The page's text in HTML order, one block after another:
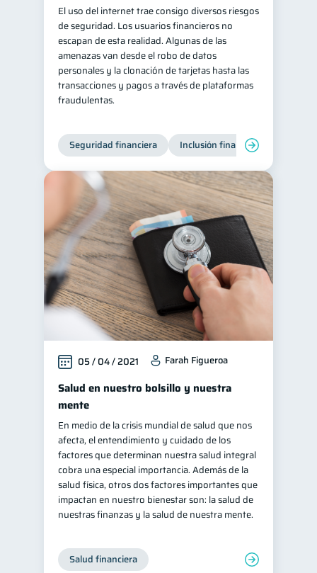
El uso del internet trae consigo diversos riesgos
de seguridad. Los usuarios financieros no
escapan de esta realidad. Algunas de las
amenazas van desde el robo de datos
personales y la clonación de tarjetas hasta las
transacciones y pagos a través de plataformas
fraudulentas.
Seguridad financiera Inclusión financiera
05 / 04 / 2021 Farah Figueroa
Salud en nuestro bolsillo y nuestra
mente
En medio de la crisis mundial de salud que nos
afecta, el entendimiento y cuidado de los
factores que determinan nuestra salud integral
cobra una especial importancia. Además de la
salud física, otros dos factores importantes que
impactan en nuestro bienestar son: la salud de
nuestras finanzas y la salud de nuestra mente.
Salud financiera